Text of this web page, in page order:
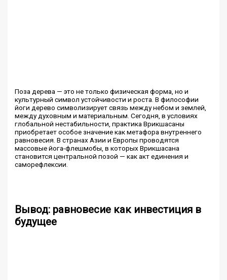
Поза дерева — это не только физическая форма, но и
культурный символ устойчивости и роста. В философии
йоги дерево символизирует связь между небом и землей,
между духовным и материальным. Сегодня, в условиях
глобальной нестабильности, практика Врикшасаны
приобретает особое значение как метафора внутреннего
равновесия. В странах Азии и Европы проводятся
массовые йога-флешмобы, в которых Врикшасана
становится центральной позой — как акт единения и
саморефлексии.
Вывод: равновесие как инвестиция в
будущее